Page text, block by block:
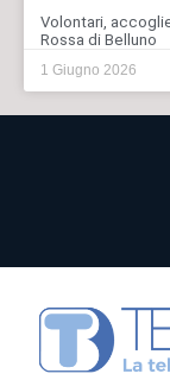
Volontari,
Rossa di Belluno
1 Giugno 2026